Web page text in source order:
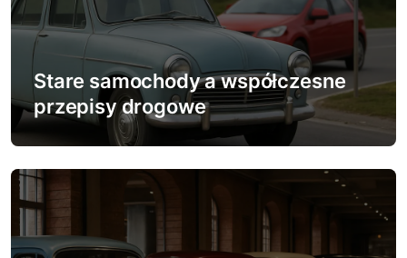
Stare samochody a współczesne
przepisy drogowe